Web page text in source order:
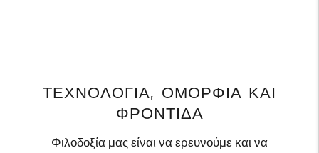
ΤΕΧΝΟΛΟΓΊΑ, ΟΜΟΡΦΙΆ ΚΑΙ
ΦΡΟΝΤΊΔΑ
Φιλοδοξία μας είναι να ερευνούμε και να